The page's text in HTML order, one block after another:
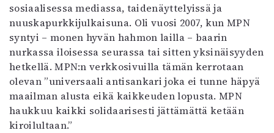
sosiaalisessa mediassa, taidenäyttelyissä ja
nuuskapurkkijulkaisuna. Oli vuosi 2007, kun MPN
syntyi – monen hyvän hahmon lailla – baarin
nurkassa iloisessa seurassa tai sitten yksinäisyyden
hetkellä. MPN:n verkkosivuilla tämän kerrotaan
olevan ”universaali antisankari joka ei tunne häpyä
maailman alusta eikä kaikkeuden lopusta. MPN
haukkuu kaikki solidaarisesti jättämättä ketään
kiroilultaan.”